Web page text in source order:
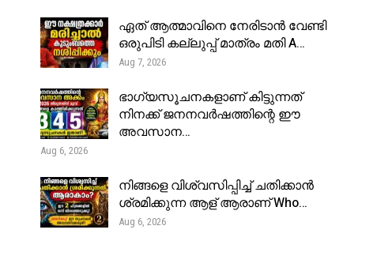
ഏത് ആത്മാവിനെ നേരിടാൻ വേണ്ടി
ഒരുപിടി കല്ലുപ്പ് മാത്രം മതി A…
Aug 7, 2026
ഭാഗ്യസൂചനകളാണ് കിട്ടുന്നത്
നിനക്ക് ജനനവർഷത്തിന്റെ ഈ
അവസാന…
Aug 6, 2026
നിങ്ങളെ വിശ്വസിപ്പിച്ച് ചതിക്കാൻ
ശ്രമിക്കുന്ന ആള് ആരാണ് Who…
Aug 6, 2026